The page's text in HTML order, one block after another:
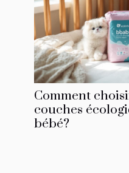
Comment
couches
bébé?